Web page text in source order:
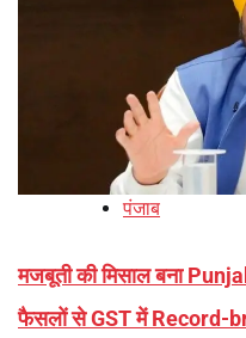
पंजाब
मजबूती की मिसाल बना
फैसलों से GST में Record-